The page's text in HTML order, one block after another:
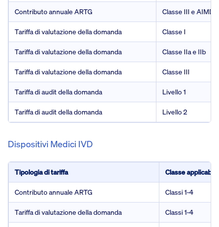
Contributo annuale ARTG Classe III e AIMD
Tariffa di valutazione della domanda Classe I
Tariffa di valutazione della domanda Classe IIa e IIb
Tariffa di valutazione della domanda Classe III
Tariffa di audit della domanda Livello 1
Tariffa di audit della domanda Livello 2
Dispositivi Medici IVD
Tipologia di tariffa Classe applicabile
Contributo annuale ARTG Classi 1-4
Tariffa di valutazione della domanda Classi 1-4